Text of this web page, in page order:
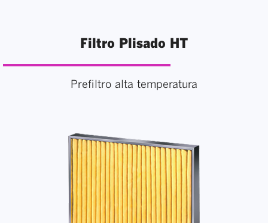
Filtro Plisado HT
Prefiltro alta temperatura